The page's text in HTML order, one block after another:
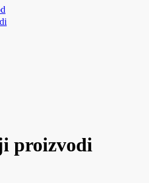
proizvodi